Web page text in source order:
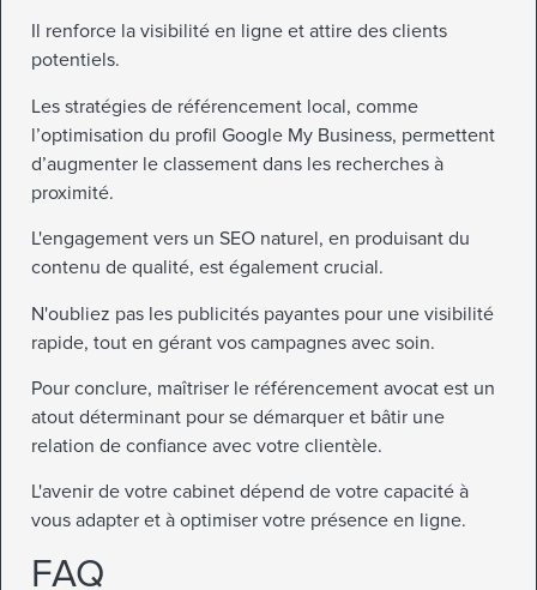
Il renforce la visibilité en ligne et attire des clients
potentiels.
Les stratégies de référencement local, comme
l’optimisation du profil Google My Business, permettent
d’augmenter le classement dans les recherches à
proximité.
L'engagement vers un SEO naturel, en produisant du
contenu de qualité, est également crucial.
N'oubliez pas les publicités payantes pour une visibilité
rapide, tout en gérant vos campagnes avec soin.
Pour conclure, maîtriser le référencement avocat est un
atout déterminant pour se démarquer et bâtir une
relation de confiance avec votre clientèle.
L'avenir de votre cabinet dépend de votre capacité à
vous adapter et à optimiser votre présence en ligne.
FAQ